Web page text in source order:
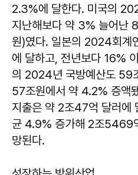
2.3%에 달한다. 미국의
지난해보다 약 3% 늘어난
원)였다. 일본의 2024회계
에 달하고, 전년보다 16%
의 2024년 국방예산도
57조원에서 약 4.2% 증액
지출은 약 2조47억 달러에
균 4.9% 증가해 2조5469
망된다.